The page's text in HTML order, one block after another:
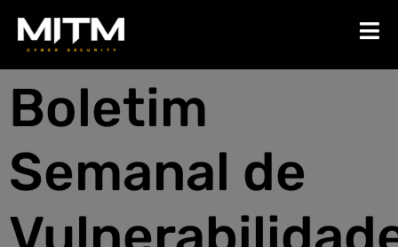
Boletim
Semanal de